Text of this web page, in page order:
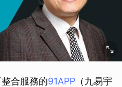
合服務的91APP （九易宇